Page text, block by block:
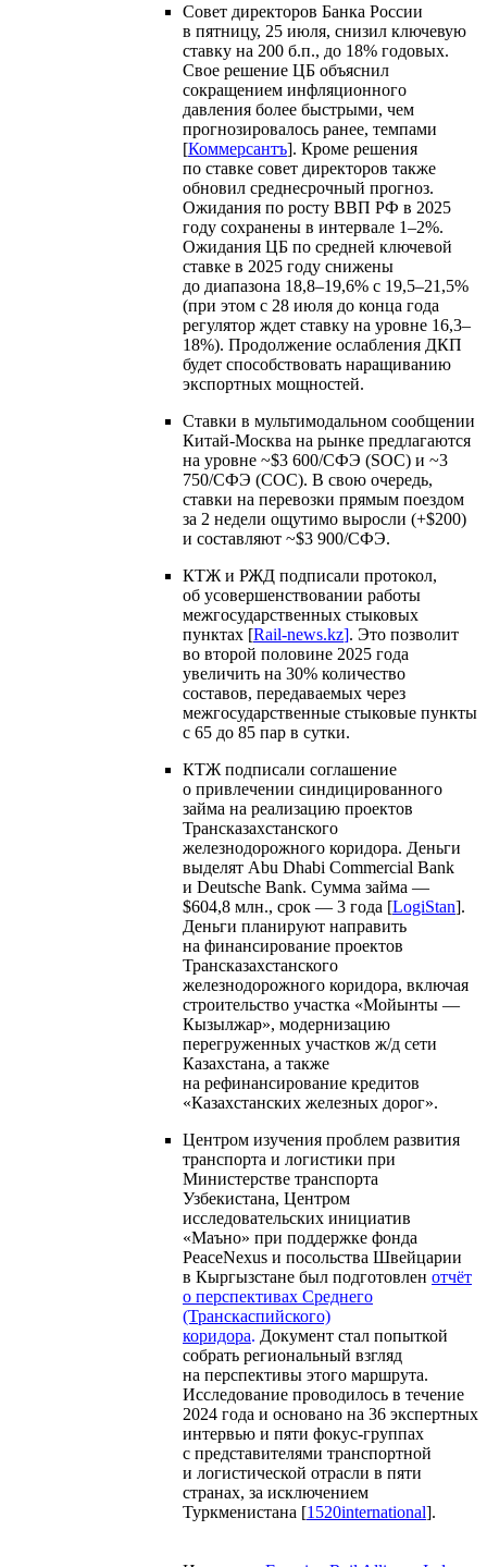
Совет директоров Банка России
в пятницу, 25 июля, снизил ключевую
ставку на 200 б.п., до 18% годовых.
Свое решение ЦБ объяснил
сокращением инфляционного
давления более быстрыми, чем
прогнозировалось ранее, темпами
[Коммерсантъ]. Кроме решения
по ставке совет директоров также
обновил среднесрочный прогноз.
Ожидания по росту ВВП РФ в 2025
году сохранены в интервале 1–2%.
Ожидания ЦБ по средней ключевой
ставке в 2025 году снижены
до диапазона 18,8–19,6% с 19,5–21,5%
(при этом с 28 июля до конца года
регулятор ждет ставку на уровне 16,3–
18%). Продолжение ослабления ДКП
будет способствовать наращиванию
экспортных мощностей.
Ставки в мультимодальном сообщении
Китай-Москва на рынке предлагаются
на уровне ~$3 600/СФЭ (SOC) и ~3
750/СФЭ (COC). В свою очередь,
ставки на перевозки прямым поездом
за 2 недели ощутимо выросли (+$200)
и составляют ~$3 900/СФЭ.
КТЖ и РЖД подписали протокол,
об усовершенствовании работы
межгосударственных стыковых
пунктах [Rail-news.kz]. Это позволит
во второй половине 2025 года
увеличить на 30% количество
составов, передаваемых через
межгосударственные стыковые пункты
с 65 до 85 пар в сутки.
КТЖ подписали соглашение
о привлечении синдицированного
займа на реализацию проектов
Трансказахстанского
железнодорожного коридора. Деньги
выделят Abu Dhabi Commercial Bank
и Deutsche Bank. Сумма займа —
$604,8 млн., срок — 3 года [LogiStan].
Деньги планируют направить
на финансирование проектов
Трансказахстанского
железнодорожного коридора, включая
строительство участка «Мойынты —
Кызылжар», модернизацию
перегруженных участков ж/д сети
Казахстана, а также
на рефинансирование кредитов
«Казахстанских железных дорог».
Центром изучения проблем развития
транспорта и логистики при
Министерстве транспорта
Узбекистана, Центром
исследовательских инициатив
«Маъно» при поддержке фонда
PeaceNexus и посольства Швейцарии
в Кыргызстане был подготовлен отчёт
о перспективах Среднего
(Транскаспийского)
коридора. Документ стал попыткой
собрать региональный взгляд
на перспективы этого маршрута.
Исследование проводилось в течение
2024 года и основано на 36 экспертных
интервью и пяти фокус-группах
с представителями транспортной
и логистической отрасли в пяти
странах, за исключением
Туркменистана [1520international].